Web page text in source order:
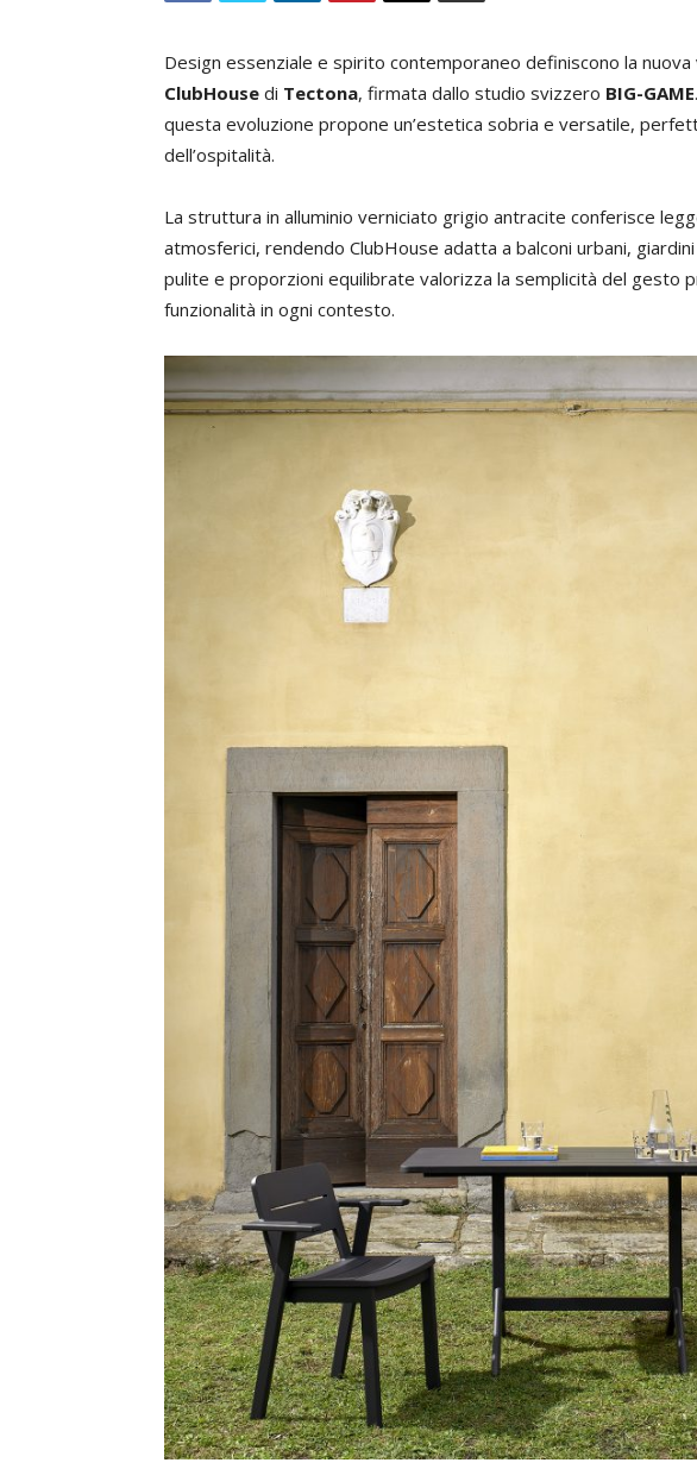
Design essenziale e spirito contemporaneo definiscono la nuova
ClubHouse di Tectona, firmata dallo studio svizzero BIG-GAME
questa evoluzione propone un’estetica sobria e versatile,
dell’ospitalità.
La struttura in alluminio verniciato grigio antracite conferisce
atmosferici, rendendo ClubHouse adatta a balconi urbani,
pulite e proporzioni equilibrate valorizza la semplicità del gesto
funzionalità in ogni contesto.